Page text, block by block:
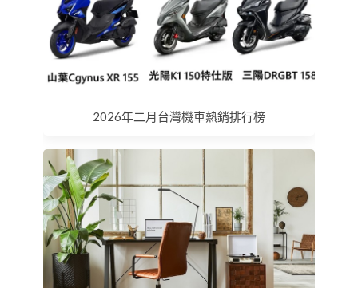
2026年二月台灣機車熱銷排行榜